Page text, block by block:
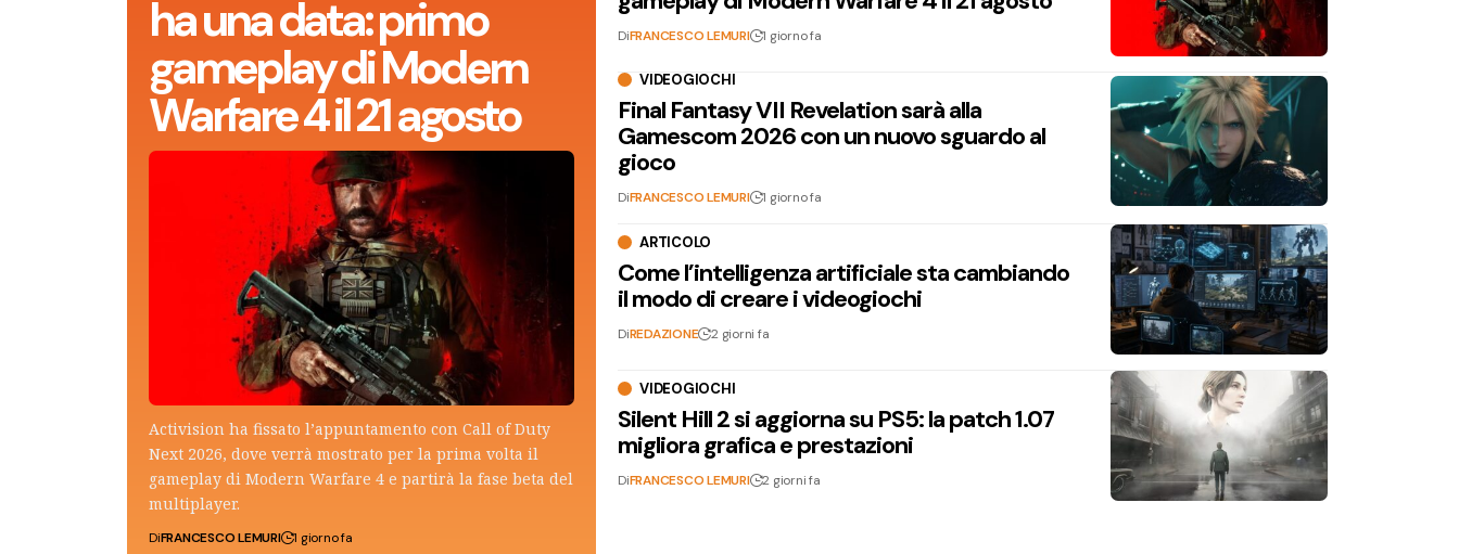
ha una data: primo
gameplay di Modern
Warfare 4 il 21 agosto
Activision ha fissato l’appuntamento con Call of Duty
Next 2026, dove verrà mostrato per la prima volta il
gameplay di Modern Warfare 4 e partirà la fase beta del
multiplayer.
DiFRANCESCO LEMURI 1 giorno fa
DiFRANCESCO LEMURI 1 giorno fa
VIDEOGIOCHI
Final Fantasy VII Revelation sarà alla
Gamescom 2026 con un nuovo sguardo al
gioco
DiFRANCESCO LEMURI 1 giorno fa
ARTICOLO
Come l’intelligenza artificiale sta cambiando
il modo di creare i videogiochi
DiREDAZIONE 2 giorni fa
VIDEOGIOCHI
Silent Hill 2 si aggiorna su PS5: la patch 1.07
migliora grafica e prestazioni
DiFRANCESCO LEMURI 2 giorni fa